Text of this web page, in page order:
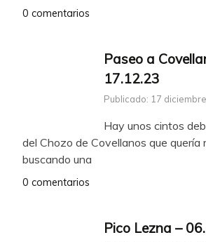
0 comentarios
Paseo a
17.12.23
Publicado: 17
Hay unos cintos
del Chozo de Covellanos que quería
buscando una
0 comentarios
Pico Lezna –